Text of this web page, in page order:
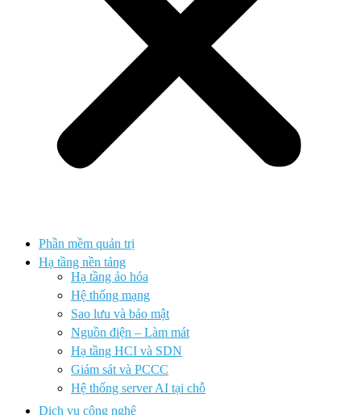
Phần mềm quản trị
Hạ tầng nền tảng
Hạ tầng ảo hóa
Hệ thống mạng
Sao lưu và bảo mật
Nguồn điện – Làm mát
Hạ tầng HCI và SDN
Giám sát và PCCC
Hệ thống server AI tại chỗ
Dịch vụ công nghệ